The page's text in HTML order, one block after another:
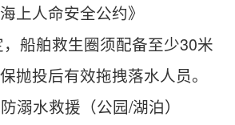
人命安全公约》
，船舶救生圈须配备至少30米
抛投后有效拖拽落水人员。
水救援（公园/湖泊）